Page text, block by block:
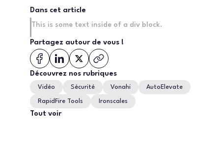
Dans cet article
This is some text inside of a div block.
Partagez autour de vous !
Découvrez nos rubriques
Vidéo Sécurité Vonahi AutoElevate
RapidFire Tools Ironscales
Tout voir